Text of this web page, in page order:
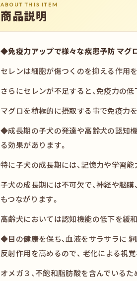
ABOUT THIS ITEM
商品説明
◆免疫力アップで様々な疾患予防 マグ
セレンは細胞が傷つくのを抑える作用
さらにセレンが不足すると、免疫力の低
マグロを積極的に摂取する事で免疫力
◆成長期の子犬の発達や高齢犬の認知
る効果があります。
特に子犬の成長期には、記憶力や学習
子犬の成長期には不可欠で、神経や脳
もつながります。
高齢犬においては認知機能の低下を緩
◆目の健康を保ち、血液をサラサラに
反射作用を高めるので、 老化による視
オメガ３、不飽和脂肪酸を含んでいる